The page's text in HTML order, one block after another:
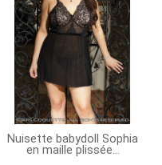
PRODUIT DISPONIBLE AVEC
D'AUTRES OPTIONS
Nuisette babydoll Sophia
en maille plissée...